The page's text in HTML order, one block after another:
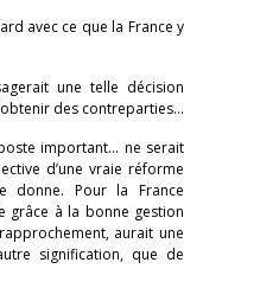
avec ce que la France y
une telle décision
des contreparties…
important… ne serait
d’une vraie réforme
donne. Pour la France
grâce à la bonne gestion
aurait une
signification, que de